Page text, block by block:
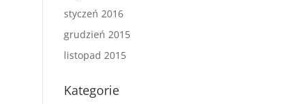
styczeń 2016
grudzień 2015
listopad 2015
Kategorie